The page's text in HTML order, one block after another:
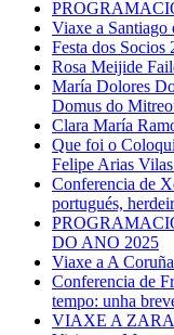
Viaxe a Santiago
Festa dos Socios
Rosa Meijide
María Dolores
Domus do
Clara María
Que foi o
Felipe Arias
Conferencia de
portugués,
DO ANO 2025
Viaxe a A Coruña
Conferencia de
tempo: unha
VIAXE A